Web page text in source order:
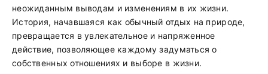
неожиданным выводам и изменениям в их жизни.
История, начавшаяся как обычный отдых на природе,
превращается в увлекательное и напряженное
действие, позволяющее каждому задуматься о
собственных отношениях и выборе в жизни.